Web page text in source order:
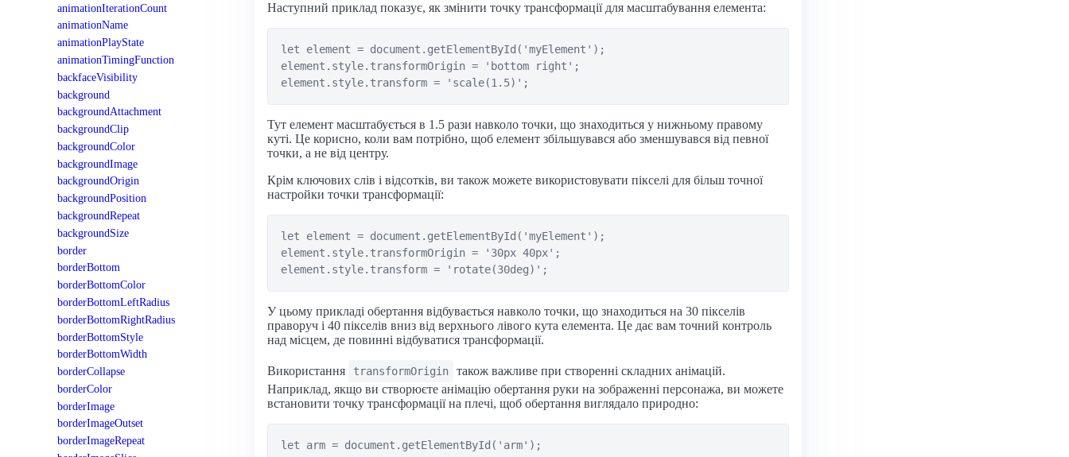
animationIterationCount
animationName
animationPlayState
animationTimingFunction
backfaceVisibility
background
backgroundAttachment
backgroundClip
backgroundColor
backgroundImage
backgroundOrigin
backgroundPosition
backgroundRepeat
backgroundSize
border
borderBottom
borderBottomColor
borderBottomLeftRadius
borderBottomRightRadius
borderBottomStyle
borderBottomWidth
borderCollapse
borderColor
borderImage
borderImageOutset
borderImageRepeat
Наступний приклад показує, як змінити точку трансформації для масштабування елемента:
let element = document.getElementById('myElement');
element.style.transformOrigin = 'bottom right';
Тут елемент масштабується в 1.5 рази навколо точки, що знаходиться у нижньому правому
куті. Це корисно, коли вам потрібно, щоб елемент збільшувався або зменшувався від певної
точки, а не від центру.
Крім ключових слів і відсотків, ви також можете використовувати пікселі для більш точної
настройки точки трансформації:
let element = document.getElementById('myElement');
element.style.transformOrigin = '30px 40px';
У цьому прикладі обертання відбувається навколо точки, що знаходиться на 30 пікселів
праворуч і 40 пікселів вниз від верхнього лівого кута елемента. Це дає вам точний контроль
над місцем, де повинні відбуватися трансформації.
Використання transformOrigin
також важливе при створенні складних анімацій.
Наприклад, якщо ви створюєте анімацію обертання руки на зображенні персонажа, ви можете
встановити точку трансформації на плечі, щоб обертання виглядало природно:
let arm = document.getElementById('arm');